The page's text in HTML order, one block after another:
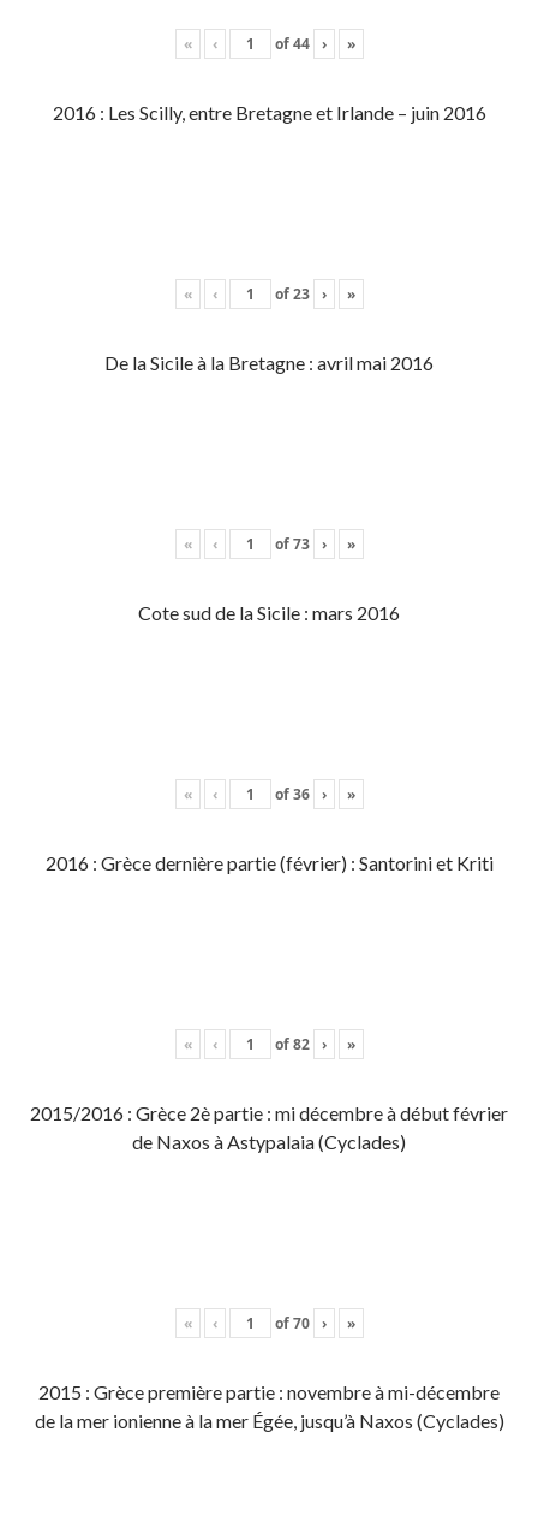
« ‹ of44 › »
2016 : Les Scilly, entre Bretagne et Irlande – juin 2016
« ‹ of23 › »
De la Sicile à la Bretagne : avril mai 2016
« ‹ of73 › »
Cote sud de la Sicile : mars 2016
« ‹ of36 › »
2016 : Grèce dernière partie (février) : Santorini et Kriti
« ‹ of82 › »
2015/2016 : Grèce 2è partie : mi décembre à début février
de Naxos à Astypalaia (Cyclades)
« ‹ of70 › »
2015 : Grèce première partie : novembre à mi-décembre
de la mer ionienne à la mer Égée, jusqu’à Naxos (Cyclades)